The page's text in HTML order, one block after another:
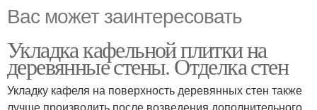
Вас может заинтересовать
Укладка кафельной плитки на
деревянные стены. Отделка стен
Укладку кафеля на поверхность деревянных стен также